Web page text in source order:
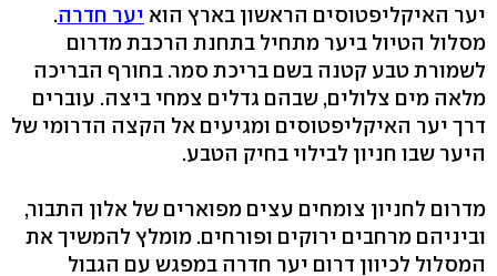
יער האיקליפטוסים הראשון בארץ הוא יער חדרה.
מסלול הטיול ביער מתחיל בתחנת הרכבת מדרום
לשמורת טבע קטנה בשם בריכת סמר. בחורף הבריכה
מלאה מים צלולים, שבהם גדלים צמחי ביצה. עוברים
דרך יער האיקליפטוסים ומגיעים אל הקצה הדרומי של
היער שבו חניון לבילוי בחיק הטבע.
מדרום לחניון צומחים עצים מפוארים של אלון התבור,
וביניהם מרחבים ירוקים ופורחים. מומלץ להמשיך את
המסלול לכיוון דרום יער חדרה במפגש עם הגבול